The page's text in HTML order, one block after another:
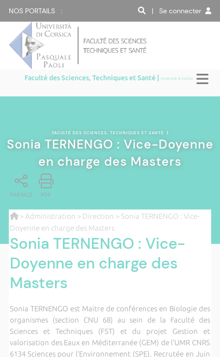
NOS PORTAILS : | Se connecter
Faculté des Sciences, Techniques et Santé |Università di Corsica
FACULTÉ DES SCIENCES, TECHNIQUES ET SANTÉ |
Sonia TERNENGO : Vice-Doyenne
en charge des Masters
PARTAGE PDF
> Administration > Direction > Sonia TERNENGO : Vice-
Doyenne en charge des Masters
Sonia TERNENGO : Vice-
Doyenne en charge des
Masters
Sonia TERNENGO est Maitre de conférences en Biologie des
organismes (section CNU 68) au sein de la Faculté des
Sciences et Techniques (FST) et du projet Gestion et
valorisation des Eaux en Méditerranée (GEM) de l’UMR CNRS
6134 Sciences pour l’Environnement (SPE). Recrutée en Juin